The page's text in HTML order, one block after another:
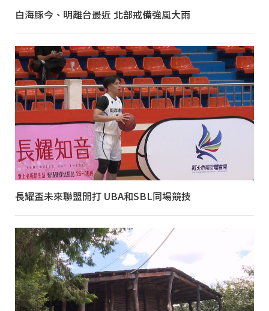
白海豚今、明離台最近 北部戒備強風大雨
長耀盃未來聯盟開打 UBA和SBL同場競技